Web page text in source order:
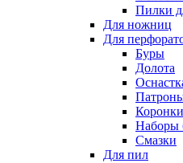
Пилки
Для ножниц
Для
Буры
Долота
Коронки
Наборы
Смазки
Для пил